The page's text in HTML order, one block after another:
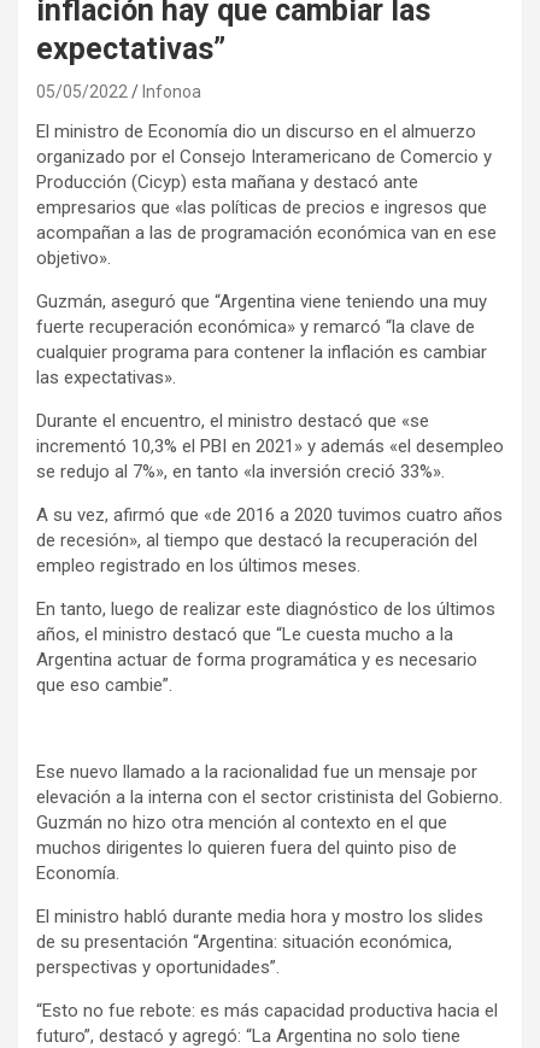
inflación hay que cambiar las
expectativas”
05/05/2022 Infonoa
El ministro de Economía dio un discurso en el almuerzo
organizado por el Consejo Interamericano de Comercio y
Producción (Cicyp) esta mañana y destacó ante
empresarios que «las políticas de precios e ingresos que
acompañan a las de programación económica van en ese
objetivo».
Guzmán, aseguró que “Argentina viene teniendo una muy
fuerte recuperación económica» y remarcó “la clave de
cualquier programa para contener la inflación es cambiar
las expectativas».
Durante el encuentro, el ministro destacó que «se
incrementó 10,3% el PBI en 2021» y además «el desempleo
se redujo al 7%», en tanto «la inversión creció 33%».
A su vez, afirmó que «de 2016 a 2020 tuvimos cuatro años
de recesión», al tiempo que destacó la recuperación del
empleo registrado en los últimos meses.
En tanto, luego de realizar este diagnóstico de los últimos
años, el ministro destacó que “Le cuesta mucho a la
Argentina actuar de forma programática y es necesario
que eso cambie”.
Ese nuevo llamado a la racionalidad fue un mensaje por
elevación a la interna con el sector cristinista del Gobierno.
Guzmán no hizo otra mención al contexto en el que
muchos dirigentes lo quieren fuera del quinto piso de
Economía.
El ministro habló durante media hora y mostro los slides
de su presentación “Argentina: situación económica,
perspectivas y oportunidades”.
“Esto no fue rebote: es más capacidad productiva hacia el
futuro”, destacó y agregó: “La Argentina no solo tiene